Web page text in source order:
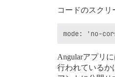
コードのスクリ
Angularアプリ
行われているか